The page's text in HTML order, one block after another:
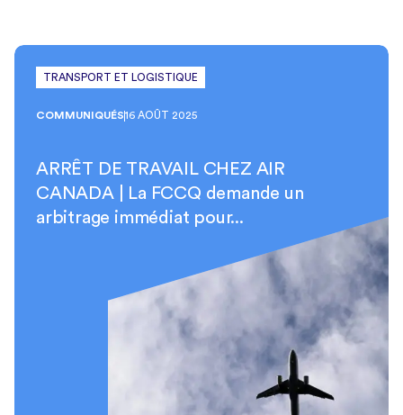
TRANSPORT ET LOGISTIQUE
COMMUNIQUÉS16 AOÛT 2025
ARRÊT DE TRAVAIL CHEZ AIR
CANADA | La FCCQ demande un
arbitrage immédiat pour...